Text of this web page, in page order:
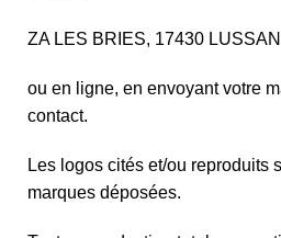
ZA LES BRIES, 17430
ou en ligne, en envoyant votre
contact.
Les logos cités et/ou reproduits
marques déposées.